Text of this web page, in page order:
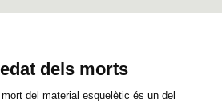
dels morts
del material esquelètic és un del